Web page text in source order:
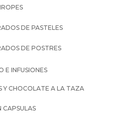
DE PASTELES
DE POSTRES
E INFUSIONES
Y CHOCOLATE A LA TAZA
CAPSULAS